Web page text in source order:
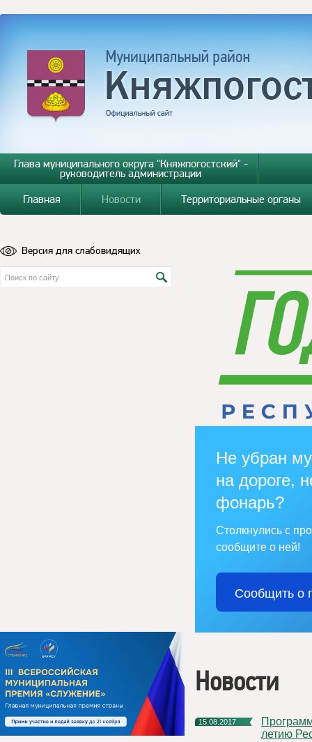
Глава муниципального округа "Княжпогостский" -
руководитель администрации
Главная
Новости Территориальные органы
Версия для слабовидящих
Не убран
на дороге,
фонарь?
Столкнулись с
сообщите о ней!
Сообщить о
Новости
15.08.2017
Программа праздничных мероприятий, посвященных 96-
летию